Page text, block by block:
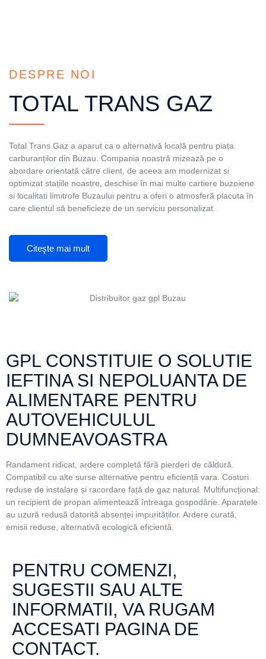
DESPRE NOI
TOTAL TRANS GAZ
Total Trans Gaz a aparut ca o alternativă locală pentru piața
carburanților din Buzau. Compania noastră mizează pe o
abordare orientată către client, de aceea am modernizat si
optimizat stațiile noastre, deschise în mai multe cartiere buzoiene
si localitati limitrofe Buzaului pentru a oferi o atmosferă placuta în
care clientul să beneficieze de un serviciu personalizat.
Citeşte mai mult
GPL CONSTITUIE O SOLUTIE
IEFTINA SI NEPOLUANTA DE
ALIMENTARE PENTRU
AUTOVEHICULUL
DUMNEAVOASTRA
Randament ridicat, ardere completă fără pierderi de căldură.
Compatibil cu alte surse alternative pentru eficiență vara. Costuri
reduse de instalare și racordare față de gaz natural. Multifuncțional:
un recipient de propan alimentează întreaga gospodărie. Aparatele
au uzură redusă datorită absenței impurităților. Ardere curată,
emisii reduse, alternativă ecologică eficientă.
PENTRU COMENZI,
SUGESTII SAU ALTE
INFORMATII, VA RUGAM
ACCESATI PAGINA DE
CONTACT.